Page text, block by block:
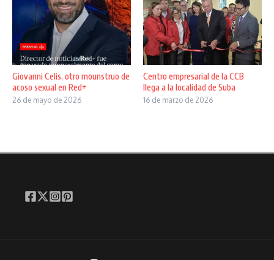
Giovanni Celis, otro mounstruo de
acoso sexual en Red+
26 de mayo de 2026
Centro empresarial de la CCB
llega a la localidad de Suba
16 de marzo de 2026